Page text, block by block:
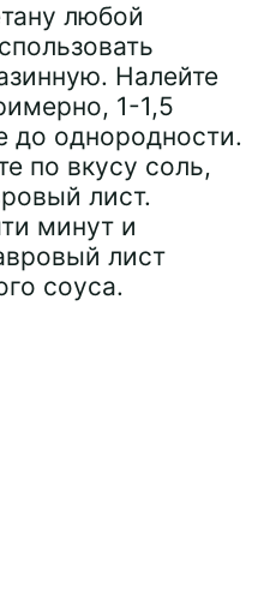
любой
Налейте
1-1,5
до однородности.
по вкусу соль,
лист.
минут и
лист
соуса.